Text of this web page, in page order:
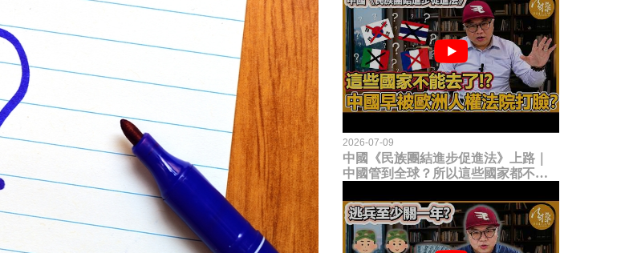
2026-07-09
中國《民族團結進步促進法》上路｜
中國管到全球？所以這些國家都不能
臉？